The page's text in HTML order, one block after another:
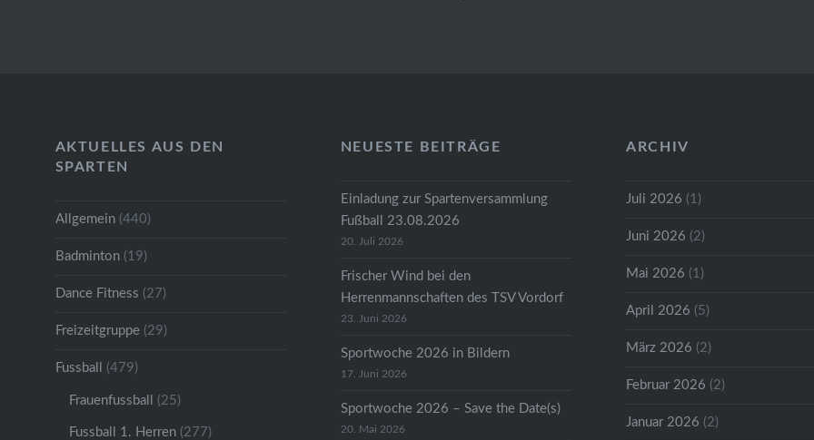
AKTUELLES AUS DEN
SPARTEN
Allgemein(440)
Badminton(19)
Dance Fitness (27)
Freizeitgruppe(29)
Fussball (479)
Frauenfussball (25)
Fussball 1. Herren(277)
NEUESTE BEITRÄGE
Einladung zur Spartenversammlung
Fußball 23.08.2026
20. Juli 2026
Frischer Wind bei den
Herrenmannschaften des TSV Vordorf
23. Juni 2026
Sportwoche 2026 in Bildern
17. Juni 2026
Sportwoche 2026 – Save the Date(s)
20. Mai 2026
ARCHIV
Juli 2026 (1)
Juni 2026 (2)
Mai 2026 (1)
April 2026 (5)
März 2026 (2)
Februar 2026 (2)
Januar 2026 (2)